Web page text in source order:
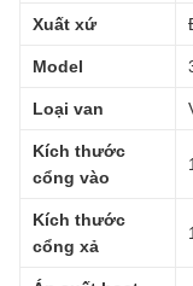
Xuất xứ
Model
Loại van
Kích thước
cổng vào
Kích thước
cổng xả